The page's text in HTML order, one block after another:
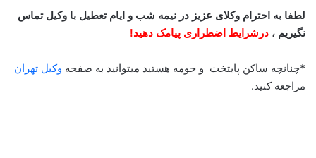
لطفا به احترام وکلای عزیز در نیمه شب و ایام تعطیل با وکیل تماس
نگیریم ، درشرایط اضطراری پیامک دهید!
*چنانچه ساکن پایتخت و حومه هستید میتوانید به صفحه وکیل تهران
مراجعه کنید.